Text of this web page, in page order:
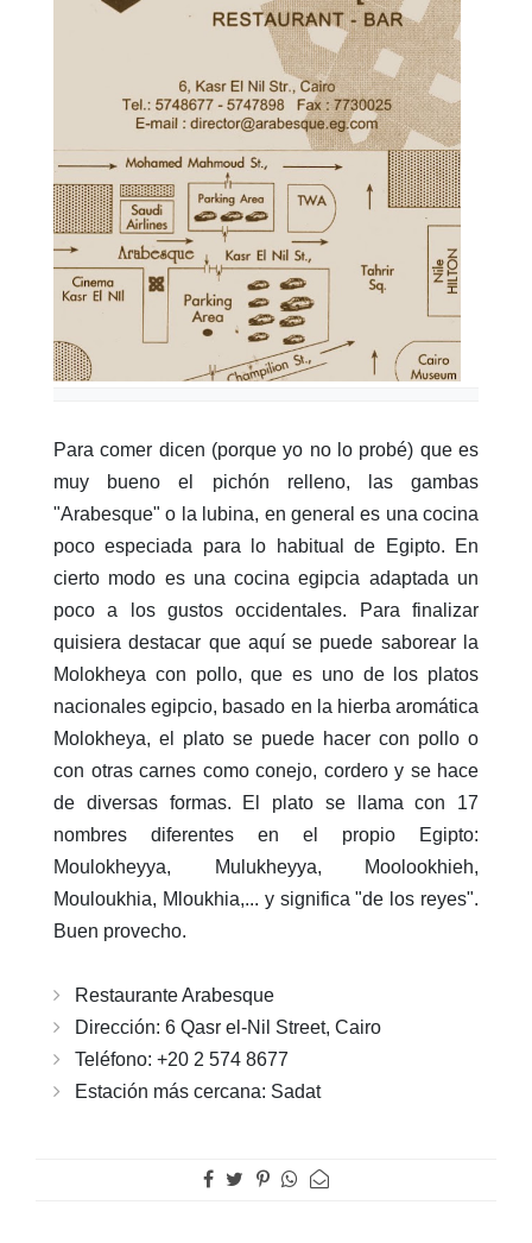
Para comer dicen (porque yo no lo probé) que es
muy bueno el pichón relleno, las gambas
"Arabesque" o la lubina, en general es una cocina
poco especiada para lo habitual de Egipto. En
cierto modo es una cocina egipcia adaptada un
poco a los gustos occidentales. Para finalizar
quisiera destacar que aquí se puede saborear la
Molokheya con pollo, que es uno de los platos
nacionales egipcio, basado en la hierba aromática
Molokheya, el plato se puede hacer con pollo o
con otras carnes como conejo, cordero y se hace
de diversas formas. El plato se llama con 17
nombres diferentes en el propio Egipto:
Moulokheyya, Mulukheyya, Moolookhieh,
Mouloukhia, Mloukhia,... y significa "de los reyes".
Buen provecho.
Restaurante Arabesque
Dirección: 6 Qasr el-Nil Street, Cairo
Teléfono: +20 2 574 8677
Estación más cercana: Sadat